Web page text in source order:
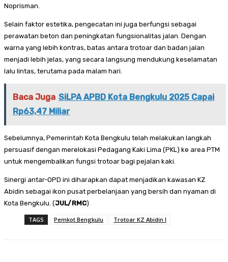
Noprisman.
Selain faktor estetika, pengecatan ini juga berfungsi sebagai
perawatan beton dan peningkatan fungsionalitas jalan. Dengan
warna yang lebih kontras, batas antara trotoar dan badan jalan
menjadi lebih jelas, yang secara langsung mendukung keselamatan
lalu lintas, terutama pada malam hari.
Baca Juga SiLPA APBD Kota Bengkulu 2025 Capai
Rp63,47 Miliar
Sebelumnya, Pemerintah Kota Bengkulu telah melakukan langkah
persuasif dengan merelokasi Pedagang Kaki Lima (PKL) ke area PTM
untuk mengembalikan fungsi trotoar bagi pejalan kaki.
Sinergi antar-OPD ini diharapkan dapat menjadikan kawasan KZ
Abidin sebagai ikon pusat perbelanjaan yang bersih dan nyaman di
Kota Bengkulu. (JUL/RMC)
TAGS Pemkot Bengkulu Trotoar KZ Abidin I